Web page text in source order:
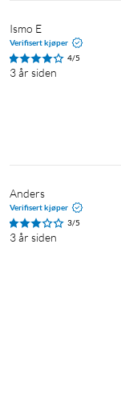
Ismo E
Verifisert kjøper
4/5
3 år siden
Anders
Verifisert kjøper
3/5
3 år siden